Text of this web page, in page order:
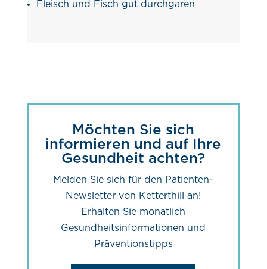
Fleisch und Fisch gut durchgaren
Möchten Sie sich
informieren und auf Ihre
Gesundheit achten?
Melden Sie sich für den Patienten-
Newsletter von Ketterthill an!
Erhalten Sie monatlich
Gesundheitsinformationen und
Präventionstipps